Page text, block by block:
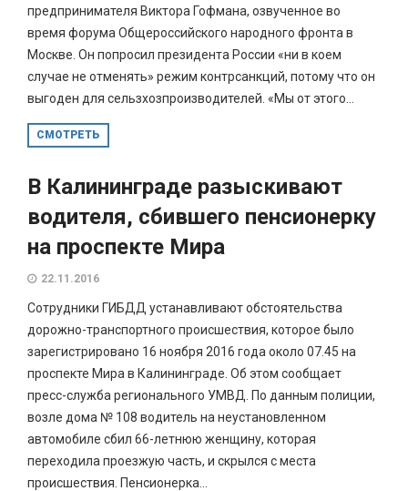
предпринимателя Виктора Гофмана, озвученное во
время форума Общероссийского народного фронта в
Москве. Он попросил президента России «ни в коем
случае не отменять» режим контрсанкций, потому что он
выгоден для сельзхозпроизводителей. «Мы от этого...
СМОТРЕТЬ
В Калининграде разыскивают
водителя, сбившего пенсионерку
на проспекте Мира
22.11.2016
Сотрудники ГИБДД устанавливают обстоятельства
дорожно-транспортного происшествия, которое было
зарегистрировано 16 ноября 2016 года около 07.45 на
проспекте Мира в Калининграде. Об этом сообщает
пресс-служба регионального УМВД. По данным полиции,
возле дома № 108 водитель на неустановленном
автомобиле сбил 66-летнюю женщину, которая
переходила проезжую часть, и скрылся с места
происшествия. Пенсионерка...